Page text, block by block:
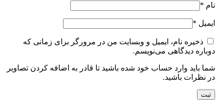
نام *
ایمیل *
ذخیره نام، ایمیل و وبسایت من در مرورگر برای زمانی که
دوباره دیدگاهی می‌نویسم.
شما باید وارد حساب خود شده باشید تا قادر به اضافه کردن تصاویر
در نظرات باشید.